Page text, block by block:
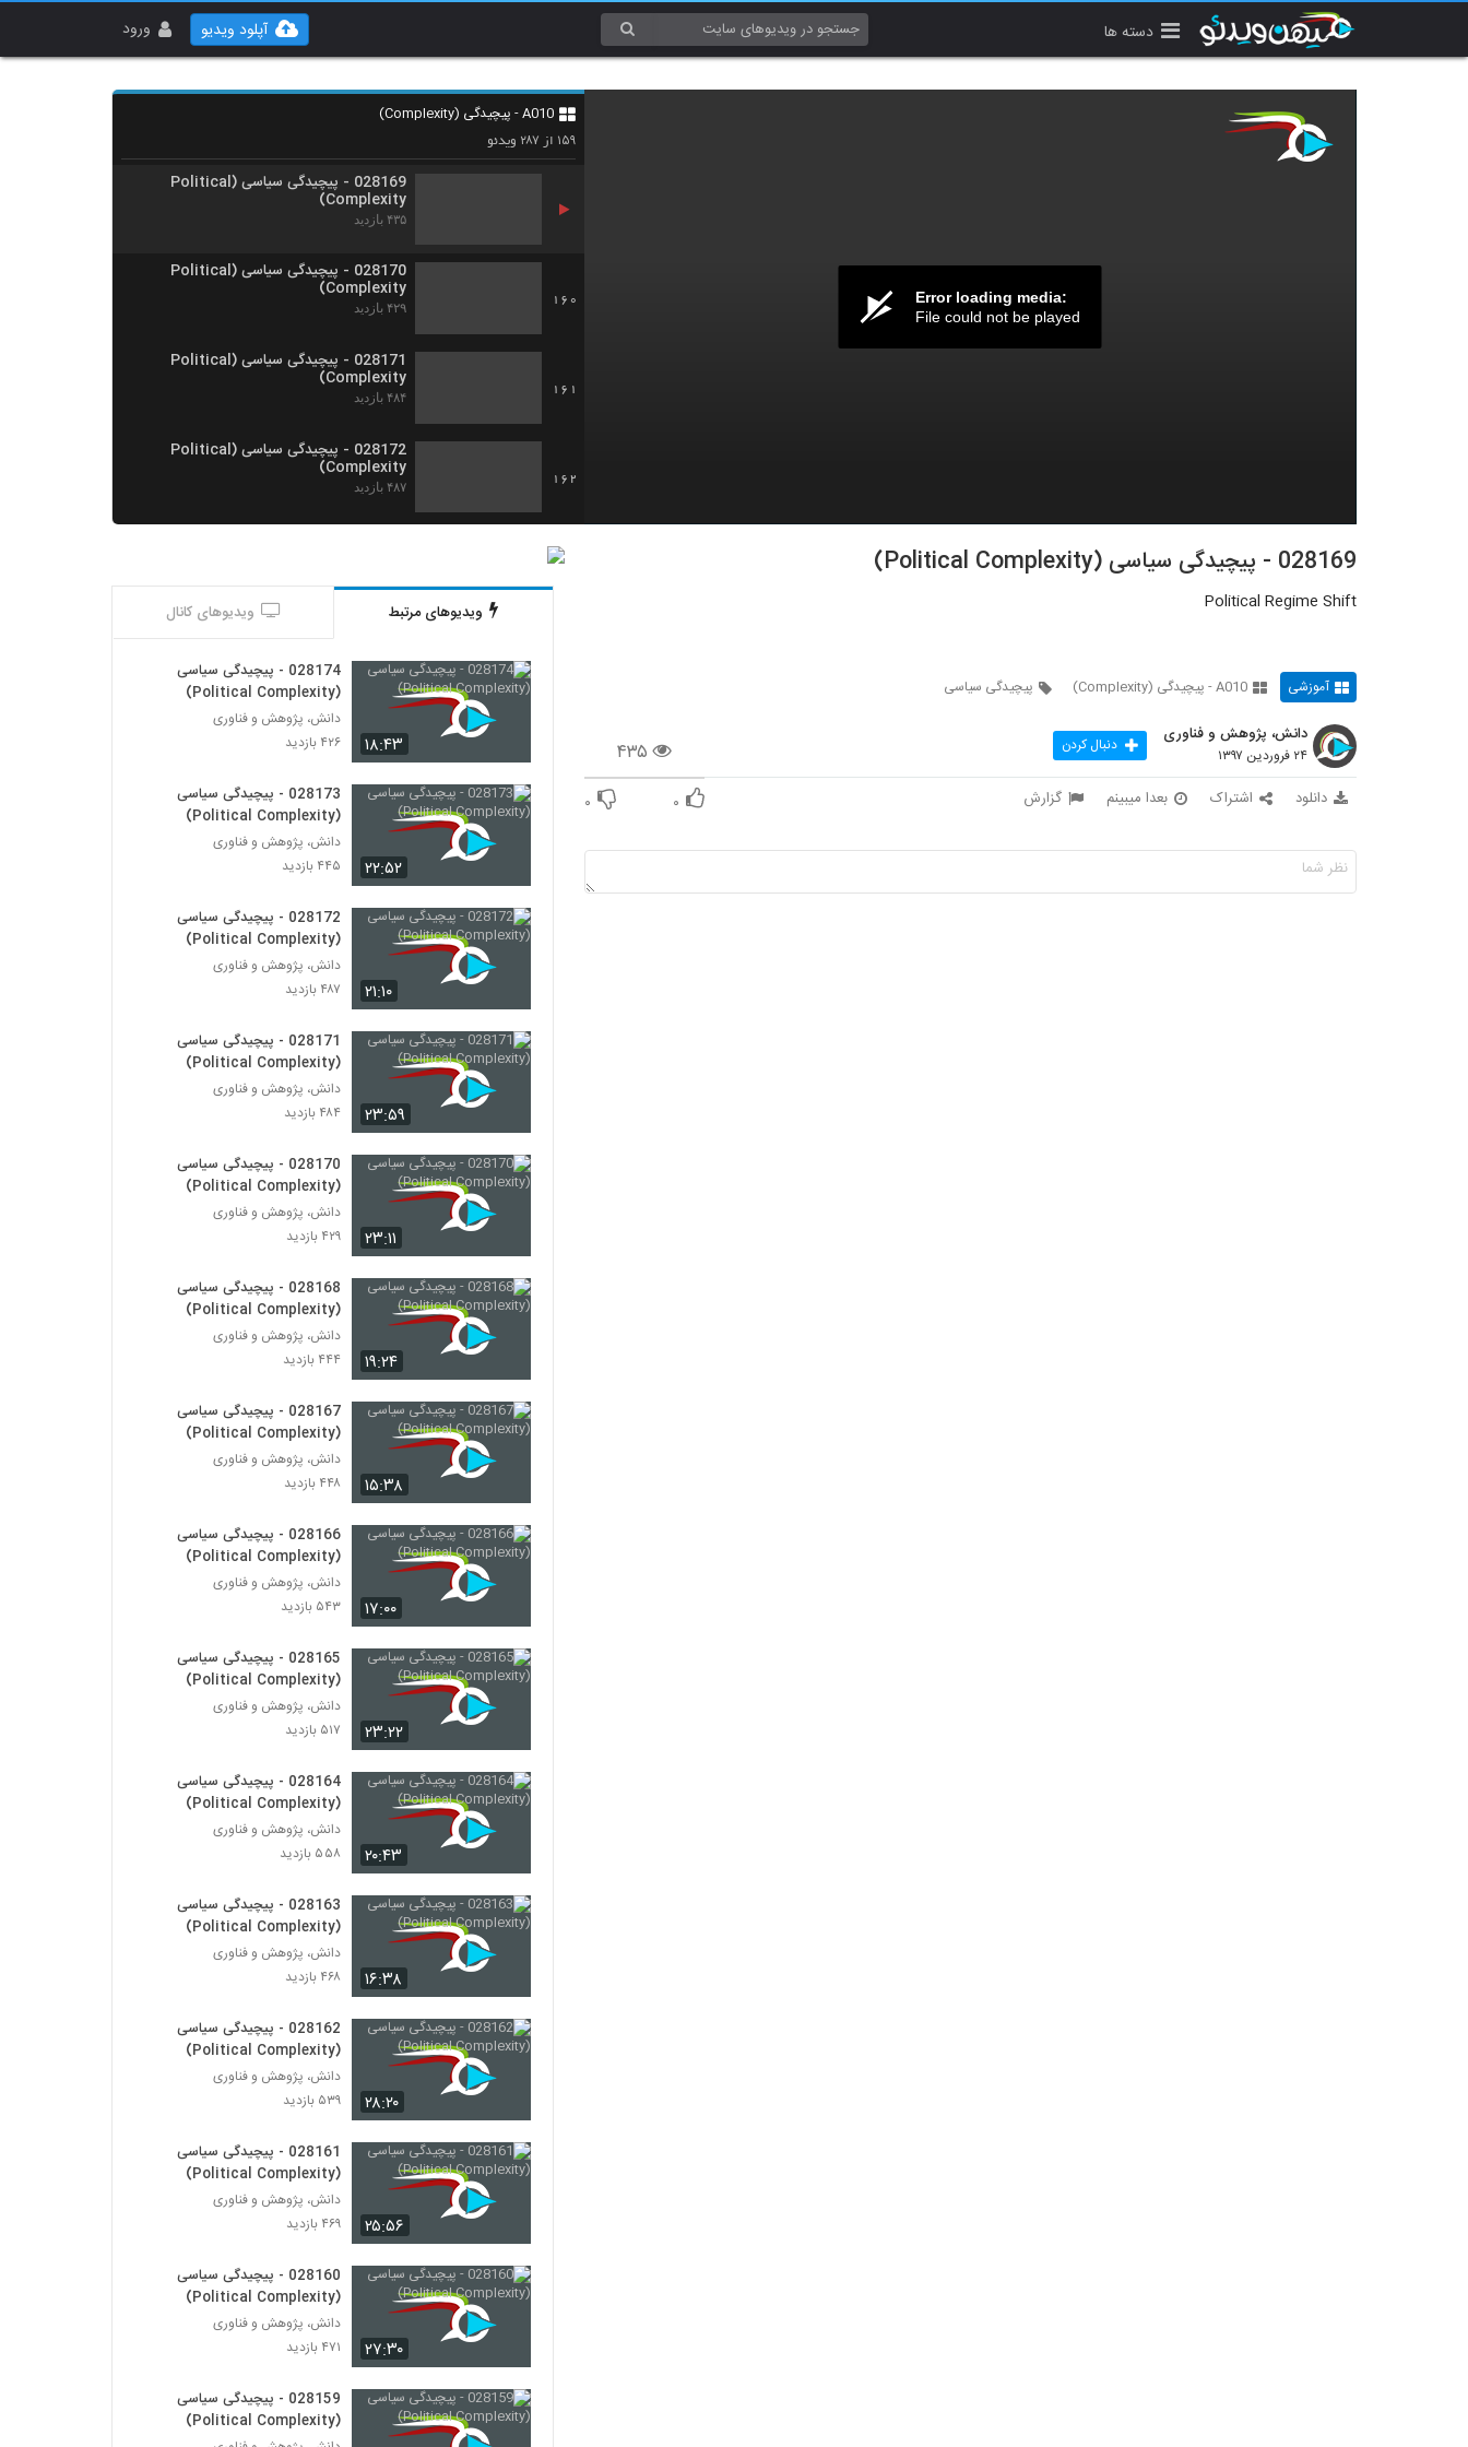
دسته ها ورود آپلود ویدیو
Error loading media:
File could not be played
A010 - پیچیدگی (Complexity)
۱۵۹ از ۲۸۷ ویدئو
158
028168 - پیچیدگی سیاسی (Political
Complexity)
028169 - پیچیدگی سیاسی (Political
Complexity)
۴۳۵ بازدید
160
028170 - پیچیدگی سیاسی (Political
Complexity)
۴۲۹ بازدید
161
028171 - پیچیدگی سیاسی (Political
Complexity)
۴۸۴ بازدید
162
028172 - پیچیدگی سیاسی (Political
Complexity)
۴۸۷ بازدید
163
028174 - پیچیدگی سیاسی (Political
Complexity)
۴۲۶ بازدید
Ecology)
۵۳۲ بازدید
028176 - محیط زیست سیستم (Systems
Ecology)
Ecology)
۵۰۳ بازدید
Ecology)
028179 - محیط زیست سیستم (Systems
۴۹۷ بازدید
028180 - محیط زیست سیستم (Systems
Ecology)
۵۲۵ بازدید
۴۵۹ بازدید
Ecology)
۴۸۱ بازدید
028183 - محیط زیست سیستم (Systems
Ecology)
Ecology)
۴۸۲ بازدید
Ecology)
۴۴۳ بازدید
028187 - محیط زیست سیستم (Systems
Ecology)
۵۴۹ بازدید
Ecology)
۴۵۸ بازدید
Ecology)
۵۷۲ بازدید
028190 - محیط زیست سیستم (Systems
Ecology)
۴۷۸ بازدید
028191 - اقتصاد پیچیده (Complexity
Economics)
۴۵۶ بازدید
Economics)
۴۳۶ بازدید
028193 - اقتصاد پیچیده (Complexity
Economics)
۴۵۰ بازدید
028194 - اقتصاد پیچیده (Complexity
Economics)
028169 - پیچیدگی سیاسی (Political Complexity)
Political Regime Shift
آموزشی A010 - پیچیدگی (Complexity) پیچیدگی سیاسی
۴۳۵
دانش، پژوهش و فناوری
۲۴ فروردین ۱۳۹۷ دنبال کردن
دانلود اشتراک بعدا میبینم گزارش ۰ ۰
ویدیوهای مرتبط ویدیوهای کانال
۱۸:۴۳
028174 - پیچیدگی سیاسی
(Political Complexity)
دانش، پژوهش و فناوری
۴۲۶ بازدید
۲۲:۵۲
028173 - پیچیدگی سیاسی
(Political Complexity)
دانش، پژوهش و فناوری
۴۴۵ بازدید
۲۱:۱۰
028172 - پیچیدگی سیاسی
(Political Complexity)
دانش، پژوهش و فناوری
۴۸۷ بازدید
۲۳:۵۹
028171 - پیچیدگی سیاسی
(Political Complexity)
دانش، پژوهش و فناوری
۴۸۴ بازدید
۲۳:۱۱
028170 - پیچیدگی سیاسی
(Political Complexity)
دانش، پژوهش و فناوری
۴۲۹ بازدید
۱۹:۲۴
028168 - پیچیدگی سیاسی
(Political Complexity)
دانش، پژوهش و فناوری
۴۴۴ بازدید
۱۵:۳۸
028167 - پیچیدگی سیاسی
(Political Complexity)
دانش، پژوهش و فناوری
۴۴۸ بازدید
۱۷:۰۰
028166 - پیچیدگی سیاسی
(Political Complexity)
دانش، پژوهش و فناوری
۵۴۳ بازدید
۲۳:۲۲
028165 - پیچیدگی سیاسی
(Political Complexity)
دانش، پژوهش و فناوری
۵۱۷ بازدید
۲۰:۴۳
028164 - پیچیدگی سیاسی
(Political Complexity)
دانش، پژوهش و فناوری
۵۵۸ بازدید
۱۶:۳۸
028163 - پیچیدگی سیاسی
(Political Complexity)
دانش، پژوهش و فناوری
۴۶۸ بازدید
۲۸:۲۰
028162 - پیچیدگی سیاسی
(Political Complexity)
دانش، پژوهش و فناوری
۵۳۹ بازدید
۲۵:۵۶
028161 - پیچیدگی سیاسی
(Political Complexity)
دانش، پژوهش و فناوری
۴۶۹ بازدید
۲۷:۳۰
028160 - پیچیدگی سیاسی
(Political Complexity)
دانش، پژوهش و فناوری
۴۷۱ بازدید
028159 - پیچیدگی سیاسی
(Political Complexity)